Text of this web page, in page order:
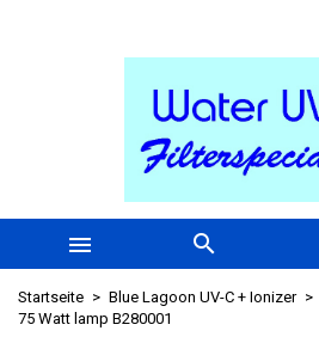
 
Startseite Blue Lagoon UV-C + Ionizer
75 Watt lamp B280001